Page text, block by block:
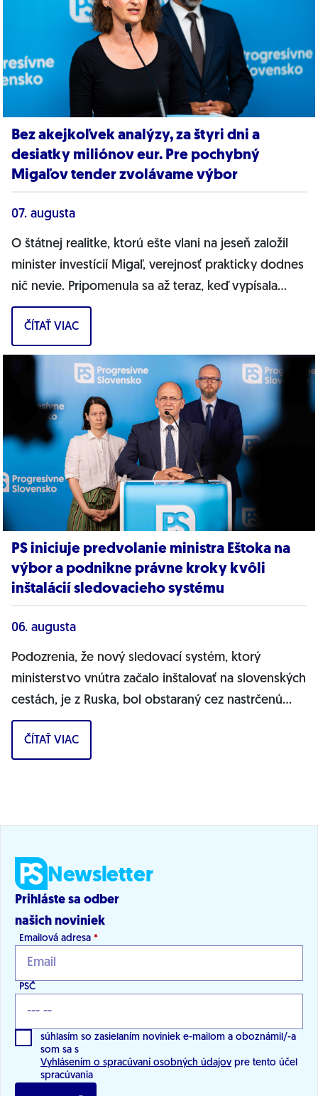
Bez akejkoľvek analýzy, za štyri dni a
desiatky miliónov eur. Pre pochybný
Migaľov tender zvolávame výbor
07. augusta
O štátnej realitke, ktorú ešte vlani na jeseň založil
minister investícií Migaľ, verejnosť prakticky dodnes
nič nevie. Pripomenula sa až teraz, keď vypísala
bizarnú výzvu na nákup...
ČÍTAŤ VIAC
PS iniciuje predvolanie ministra Eštoka na
výbor a podnikne právne kroky kvôli
inštalácií sledovacieho systému
06. augusta
Podozrenia, že nový sledovací systém, ktorý
ministerstvo vnútra začalo inštalovať na slovenských
cestách, je z Ruska, bol obstaraný cez nastrčenú
firmu a môže ohrozovať bezpečnosť...
ČÍTAŤ VIAC
Newsletter
Prihláste sa odber
našich noviniek
Emailová adresa *
PSČ
súhlasím so zasielaním noviniek e-mailom a oboznámil/-a
som sa s
Vyhlásením o spracúvaní osobných údajov pre tento účel
spracúvania